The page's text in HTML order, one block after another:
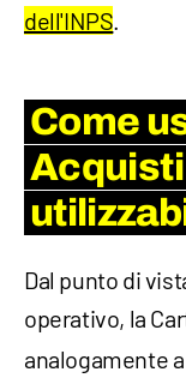
dell'INPS.
Come
Acquisti
Dal punto di
operativo, la
analogamente